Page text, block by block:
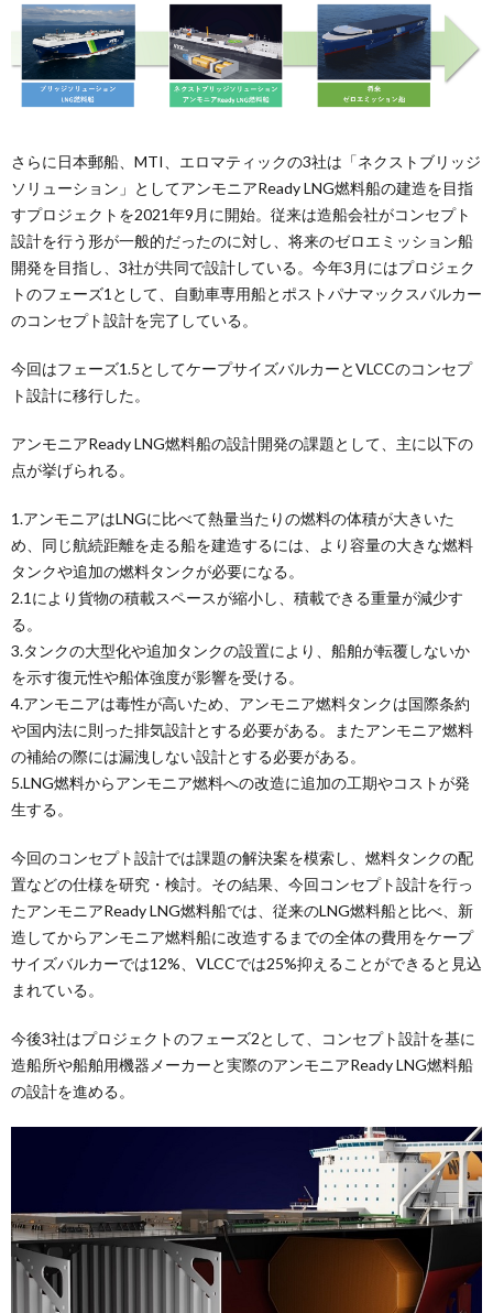
さらに日本郵船、MTI、エロマティックの3社は「ネクストブリッジ
ソリューション」としてアンモニアReady LNG燃料船の建造を目指
すプロジェクトを2021年9月に開始。従来は造船会社がコンセプト
設計を行う形が一般的だったのに対し、将来のゼロエミッション船
開発を目指し、3社が共同で設計している。今年3月にはプロジェク
トのフェーズ1として、自動車専用船とポストパナマックスバルカー
のコンセプト設計を完了している。
今回はフェーズ1.5としてケープサイズバルカーとVLCCのコンセプ
ト設計に移行した。
アンモニアReady LNG燃料船の設計開発の課題として、主に以下の
点が挙げられる。
1.アンモニアはLNGに比べて熱量当たりの燃料の体積が大きいた
め、同じ航続距離を走る船を建造するには、より容量の大きな燃料
タンクや追加の燃料タンクが必要になる。
2.1により貨物の積載スペースが縮小し、積載できる重量が減少す
る。
3.タンクの大型化や追加タンクの設置により、船舶が転覆しないか
を示す復元性や船体強度が影響を受ける。
4.アンモニアは毒性が高いため、アンモニア燃料タンクは国際条約
や国内法に則った排気設計とする必要がある。またアンモニア燃料
の補給の際には漏洩しない設計とする必要がある。
5.LNG燃料からアンモニア燃料への改造に追加の工期やコストが発
生する。
今回のコンセプト設計では課題の解決案を模索し、燃料タンクの配
置などの仕様を研究・検討。その結果、今回コンセプト設計を行っ
たアンモニアReady LNG燃料船では、従来のLNG燃料船と比べ、新
造してからアンモニア燃料船に改造するまでの全体の費用をケープ
サイズバルカーでは12%、VLCCでは25%抑えることができると見込
まれている。
今後3社はプロジェクトのフェーズ2として、コンセプト設計を基に
造船所や船舶用機器メーカーと実際のアンモニアReady LNG燃料船
の設計を進める。